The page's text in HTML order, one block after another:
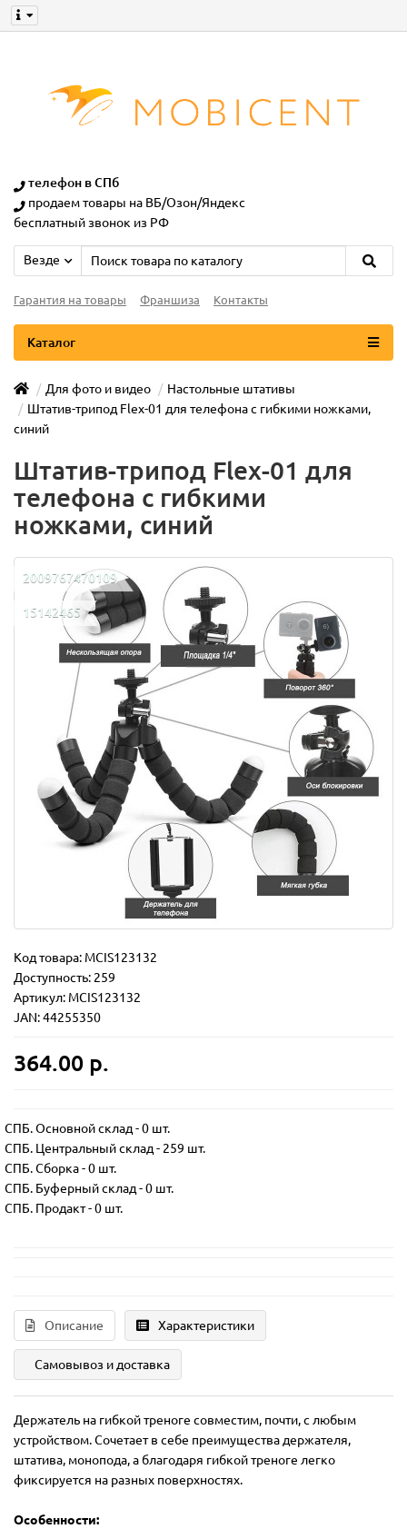
телефон в СПб
продаем товары на ВБ/Озон/Яндекс
бесплатный звонок из РФ
Везде
Гарантия на товары Франшиза Контакты
Каталог
Для фото и видео
Настольные штативы
Штатив-трипод Flex-01 для телефона с гибкими ножками,
синий
Штатив-трипод Flex-01 для
телефона с гибкими
ножками, синий
2009767470109
15142465
Код товара: MCIS123132
Доступность: 259
Артикул: MCIS123132
JAN: 44255350
364.00 р.
СПБ. Основной склад-0 шт.
СПБ. Центральный склад- 259 шт.
СПБ. Сборка-0 шт.
СПБ. Буферный склад-0 шт.
СПБ. Продакт-0 шт.
Описание Характеристики
Самовывоз и доставка
Держатель на гибкой треноге совместим, почти, с любым
устройством. Сочетает в себе преимущества держателя,
штатива, монопода, а благодаря гибкой треноге легко
фиксируется на разных поверхностях.
Особенности: